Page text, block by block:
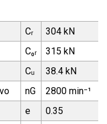
Cᵣ
304 kN
C₀ᵣ
315 kN
Cᵤ
38.4 kN
nG
2800 min⁻¹
e
0.35